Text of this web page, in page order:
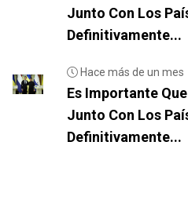
Junto Con Los
Definitivamente...
Hace más de un mes
Es Importante
Junto Con Los
Definitivamente...